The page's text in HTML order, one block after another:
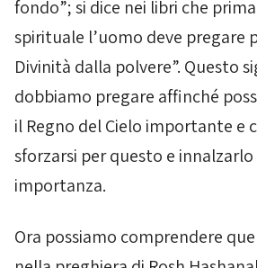
fondo”; si dice nei libri che
spirituale l’uomo deve pregare
Divinità dalla polvere”. Questo
dobbiamo pregare affinché
il Regno del Cielo importante e
sforzarsi per questo e innalzarlo
importanza.
Ora possiamo comprendere